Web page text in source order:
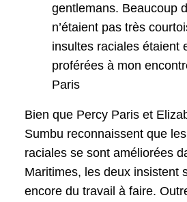
gentlemans. Beaucoup
n’étaient pas très
insultes raciales étaient
proférées à mon
Paris
Bien que Percy Paris et
Sumbu reconnaissent que
raciales se sont améliorées
Maritimes, les deux insistent
encore du travail à faire.